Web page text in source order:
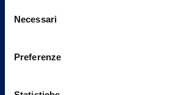
può trovare nel footer del sito nella
delNecessari
Preferenze